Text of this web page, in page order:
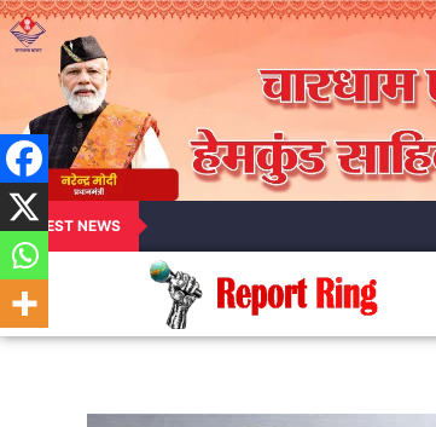
LATEST NEWS